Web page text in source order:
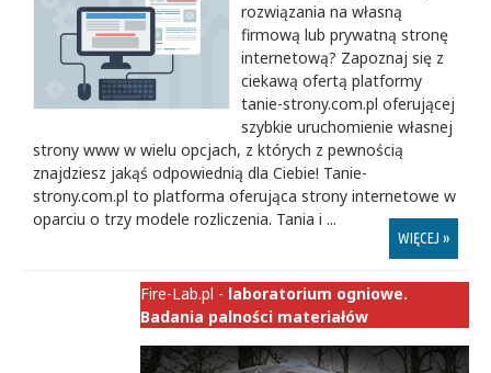
rozwiązania na własną
firmową lub prywatną stronę
internetową? Zapoznaj się z
ciekawą ofertą platformy
tanie-strony.com.pl oferującej
szybkie uruchomienie własnej
strony www w wielu opcjach, z których z pewnością
znajdziesz jakąś odpowiednią dla Ciebie! Tanie-
strony.com.pl to platforma oferująca strony internetowe w
oparciu o trzy modele rozliczenia. Tania i ...
WIĘCEJ »
Fire-Lab.pl - laboratorium ogniowe.
Badania palności materiałów